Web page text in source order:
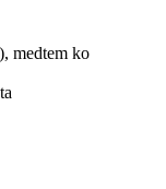
medtem ko